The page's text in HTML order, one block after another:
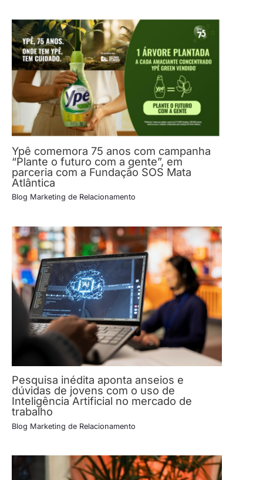
Ypê comemora 75 anos com campanha
“Plante o futuro com a gente”, em
parceria com a Fundação SOS Mata
Atlântica
Blog Marketing de Relacionamento
Pesquisa inédita aponta anseios e
dúvidas de jovens com o uso de
Inteligência Artificial no mercado de
trabalho
Blog Marketing de Relacionamento